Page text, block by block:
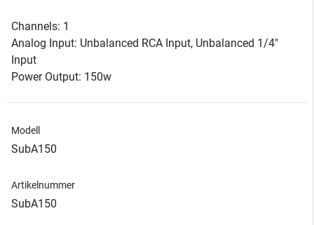
Channels: 1
Analog Input: Unbalanced RCA Input, Unbalanced 1/4"
Input
Power Output: 150w
Modell
SubA150
Artikelnummer
SubA150